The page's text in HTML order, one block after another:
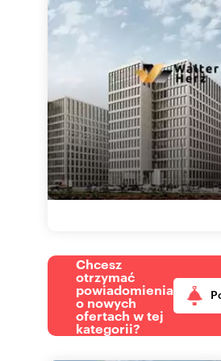
Chcesz
otrzymać
powiadomienia
o nowych
ofertach w tej
kategorii?